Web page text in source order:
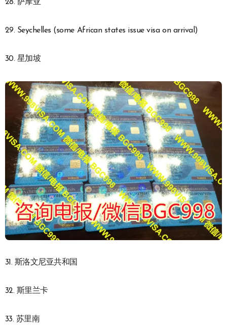
28. 萨摩亚
29. Seychelles (some African states issue visa on arrival)
30. 星加坡
31. 斯洛文尼亚共和国
32. 斯里兰卡
33. 苏里南